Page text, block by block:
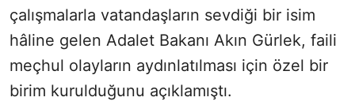
çalışmalarla vatandaşların sevdiği bir isim
hâline gelen Adalet Bakanı Akın Gürlek, faili
meçhul olayların aydınlatılması için özel bir
birim kurulduğunu açıklamıştı.